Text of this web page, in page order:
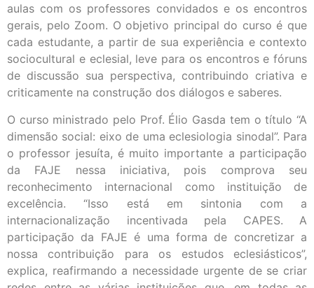
aulas com os professores convidados e os encontros
gerais, pelo Zoom. O objetivo principal do curso é que
cada estudante, a partir de sua experiência e contexto
sociocultural e eclesial, leve para os encontros e fóruns
de discussão sua perspectiva, contribuindo criativa e
criticamente na construção dos diálogos e saberes.
O curso ministrado pelo Prof. Élio Gasda tem o título “A
dimensão social: eixo de uma eclesiologia sinodal”. Para
o professor jesuíta, é muito importante a participação
da FAJE nessa iniciativa, pois comprova seu
reconhecimento internacional como instituição de
excelência. “Isso está em sintonia com a
internacionalização incentivada pela CAPES. A
participação da FAJE é uma forma de concretizar a
nossa contribuição para os estudos eclesiásticos”,
explica, reafirmando a necessidade urgente de se criar